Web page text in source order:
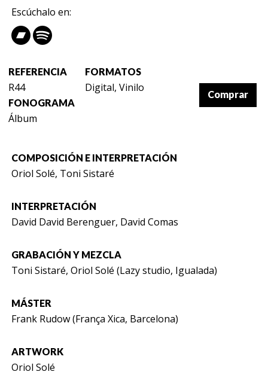
Escúchalo en:
REFERENCIA
R44
FORMATOS
Digital, Vinilo
FONOGRAMA
Álbum
Comprar
COMPOSICIÓN E INTERPRETACIÓN
Oriol Solé, Toni Sistaré
INTERPRETACIÓN
David David Berenguer, David Comas
GRABACIÓN Y MEZCLA
Toni Sistaré, Oriol Solé (Lazy studio, Igualada)
MÁSTER
Frank Rudow (França Xica, Barcelona)
ARTWORK
Oriol Solé